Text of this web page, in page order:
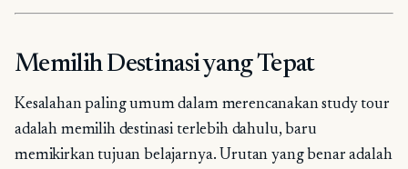
Memilih Destinasi yang Tepat
Kesalahan paling umum dalam merencanakan study tour
adalah memilih destinasi terlebih dahulu, baru
memikirkan tujuan belajarnya. Urutan yang benar adalah